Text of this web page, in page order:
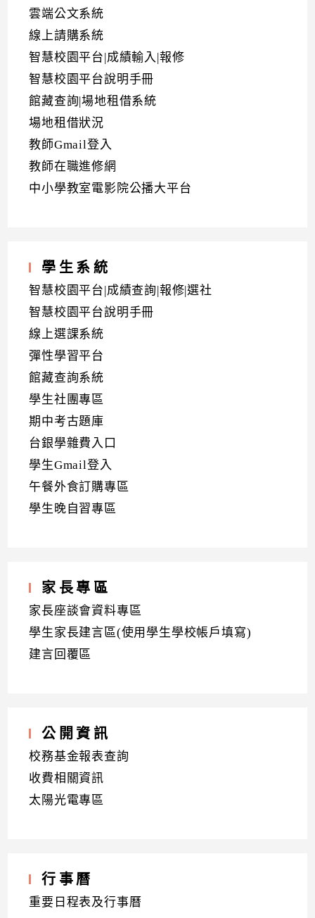
雲端公文系統
線上請購系統
智慧校園平台|成績輸入|報修
智慧校園平台說明手冊
館藏查詢|場地租借系統
場地租借狀況
教師Gmail登入
教師在職進修網
中小學教室電影院公播大平台
學生系統
智慧校園平台|成績查詢|報修|選社
智慧校園平台說明手冊
線上選課系統
彈性學習平台
館藏查詢系統
學生社團專區
期中考古題庫
台銀學雜費入口
學生Gmail登入
午餐外食訂購專區
學生晚自習專區
家長專區
家長座談會資料專區
學生家長建言區(使用學生學校帳戶填寫)
建言回覆區
公開資訊
校務基金報表查詢
收費相關資訊
太陽光電專區
行事曆
重要日程表及行事曆